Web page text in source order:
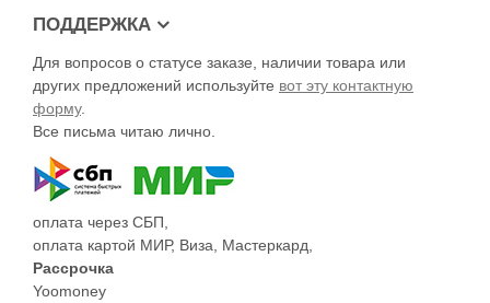
ПОДДЕРЖКА
Для вопросов о статусе заказе, наличии товара или
других предложений используйте вот эту контактную
форму.
Все письма читаю лично.
оплата через СБП,
оплата картой МИР, Виза, Мастеркард,
Рассрочка
Yoomoney